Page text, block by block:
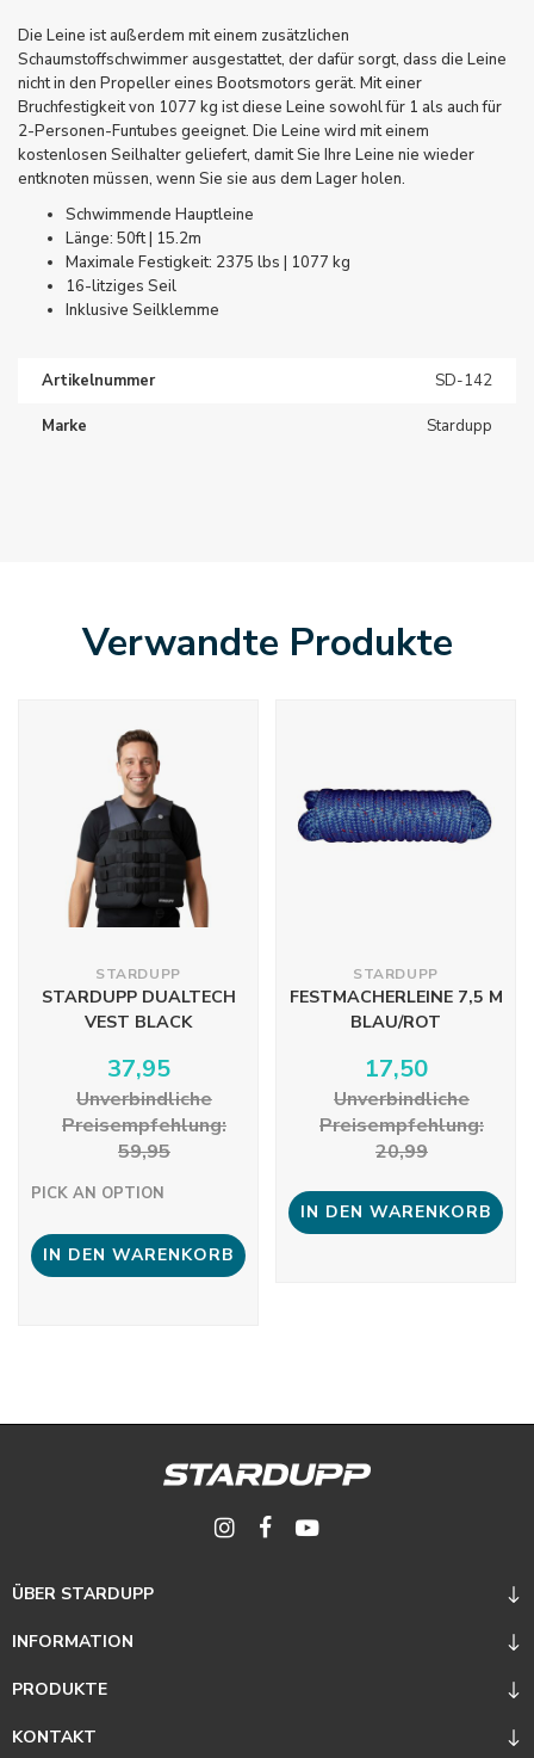
Die Leine ist außerdem mit einem zusätzlichen
Schaumstoffschwimmer ausgestattet, der dafür sorgt, dass die Leine
nicht in den Propeller eines Bootsmotors gerät. Mit einer
Bruchfestigkeit von 1077 kg ist diese Leine sowohl für 1 als auch für
2-Personen-Funtubes geeignet. Die Leine wird mit einem
kostenlosen Seilhalter geliefert, damit Sie Ihre Leine nie wieder
entknoten müssen, wenn Sie sie aus dem Lager holen.
Schwimmende Hauptleine
Länge: 50ft | 15.2m
Maximale Festigkeit: 2375 lbs | 1077 kg
16-litziges Seil
Inklusive Seilklemme
Artikelnummer SD-142
Marke Stardupp
Verwandte Produkte
STARDUPP
STARDUPP DUALTECH
VEST BLACK
37,95
Unverbindliche
Preisempfehlung:
59,95
PICK AN OPTION
IN DEN WARENKORB
STARDUPP
FESTMACHERLEINE 7,5 M
BLAU/ROT
17,50
Unverbindliche
Preisempfehlung:
20,99
IN DEN WARENKORB
ÜBER STARDUPP
INFORMATION
PRODUKTE
KONTAKT